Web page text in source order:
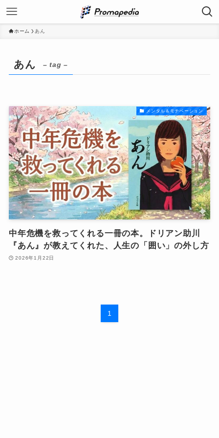
ホーム あん
あん – tag –
メンタル＆モチベーション
中年危機を救ってくれる一冊の本。ドリアン助川
『あん』が教えてくれた、人生の「囲い」の外し方
2026年1月22日
1